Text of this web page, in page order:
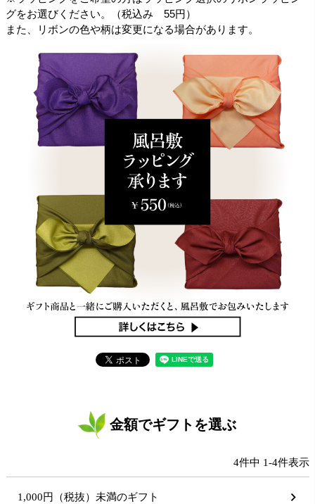
グをお選びください。（税込み 55円）
また、リボンの色や柄は変更になる場合があります。
金額でギフトを選ぶ
4件中 1-4件表示
1,000円（税抜）未満のギフト